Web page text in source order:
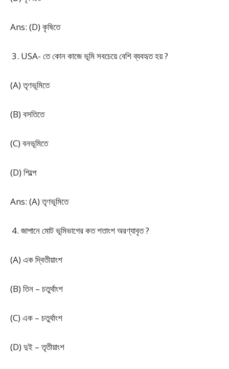
Ans: (D) কৃষিতে
USA- তে কোন কাজে ভূমি সবচেয়ে বেশি ব্যবহৃত হয় ?
(A) তৃণভূমিতে
(B) বসতিতে
(C) বনভূমিতে
(D) শিল্পে
Ans: (A) তৃণভূমিতে
জাপানে মোট ভূমিভাগের কত শতাংশ অরণ্যাবৃত ?
(A) এক দ্বিতীয়াংশ
(B) তিন – চতুর্থাংশ
(C) এক – চতুর্থাংশ
(D) দুই – তৃতীয়াংশ